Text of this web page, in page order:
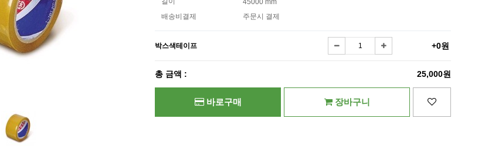
45000 mm
배송비결제
주문시 결제
박스색테이프 +0원
총 금액 : 25,000원
바로구매 장바구니